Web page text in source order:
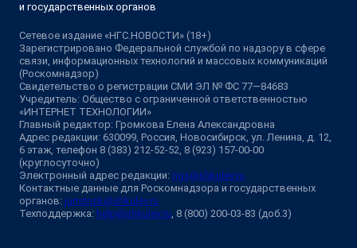
и государственных органов
Сетевое издание «НГС.НОВОСТИ» (18+)
Зарегистрировано Федеральной службой по надзору в сфере
связи, информационных технологий и массовых коммуникаций
(Роскомнадзор)
Свидетельство о регистрации СМИ ЭЛ № ФС 77—84683
Учредитель: Общество с ограниченной ответственностью
«ИНТЕРНЕТ ТЕХНОЛОГИИ»
Главный редактор: Громкова Елена Александровна
Адрес редакции: 630099, Россия, Новосибирск, ул. Ленина, д. 12,
6 этаж, телефон 8 (383) 212-52-52, 8 (923) 157-00-00
(круглосуточно)
Электронный адрес редакции: ngs@shkulev.ru
Контактные данные для Роскомнадзора и государственных
органов: juristnsk@shkulev.ru
Техподдержка: help@shkulev.ru, 8 (800) 200-03-83 (доб.3)